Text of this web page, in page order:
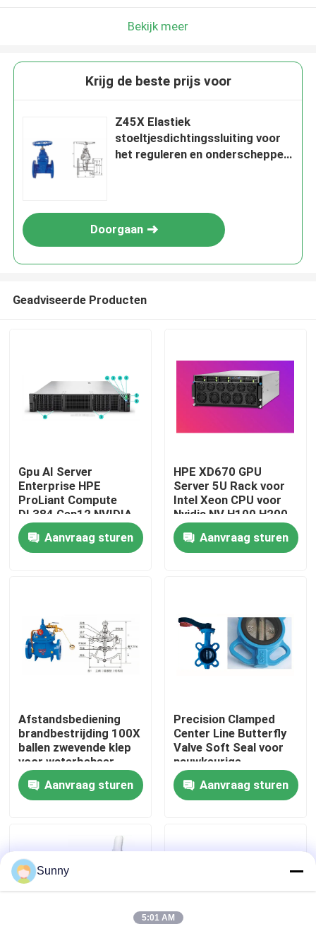
Thuis
Over ons
Kwaliteitscontrole
Neem contact met ons op
Internationale expeditiediensten
Grensoverschrijdende inkoop
Bekijk meer
Krijg de beste prijs voor
Z45X Elastiek
stoeltjesdichtingssluiting voor
het reguleren en onderscheppen
Doorgaan
Geadviseerde Producten
Gpu AI Server
Enterprise HPE
ProLiant Compute
DL384 Gen12 NVIDIA
GH200 NVL2 Gratis
Compute Private
Cloud Rackmontage
Aanvraag sturen
HPE XD670 GPU
Server 5U Rack voor
Intel Xeon CPU voor
Nvidia NV H100 H200
H800 PCIE/SXM Nvlink
AI Supercomputing
Case
Aanvraag sturen
Afstandsbediening
brandbestrijding 100X
ballen zwevende klep
voor waterbeheer
Aanvraag sturen
Precision Clamped
Center Line Butterfly
Valve Soft Seal voor
nauwkeurige
stroomregulatie
Aanvraag sturen
Sunny
5:01 AM